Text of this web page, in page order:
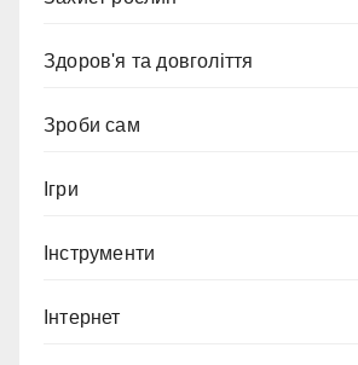
Здоров'я та довголіття
Зроби сам
Ігри
Інструменти
Інтернет